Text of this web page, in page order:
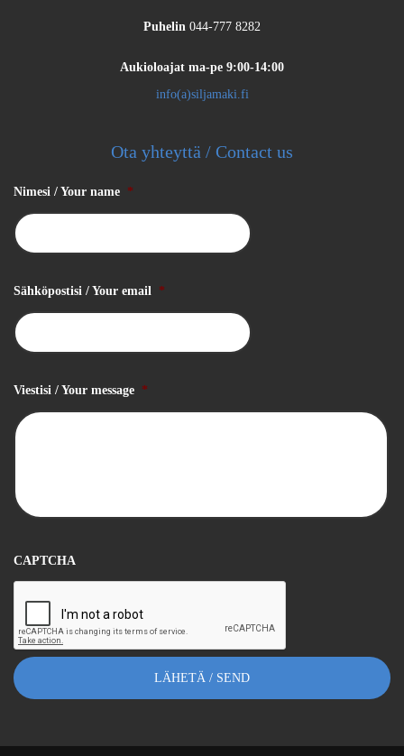
Puhelin 044-777 8282
Aukioloajat ma-pe 9:00-14:00
info(a)siljamaki.fi
Ota yhteyttä / Contact us
Nimesi / Your name *
Sähköpostisi / Your email *
Viestisi / Your message *
CAPTCHA